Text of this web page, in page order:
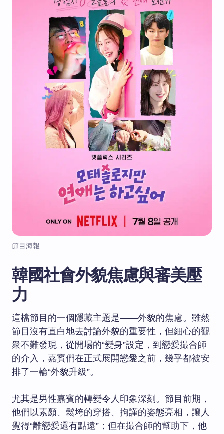
節目海報
韓國社會外貌焦慮與審美壓
力
這檔節目的一個隱藏主題是——外貌的焦慮。雖然
節目沒有直白地去討論外貌的重要性，但細心的觀
衆不難發現，從開場的“變身”設定，到戀愛撮合師
的介入，嘉賓們在正式展開戀愛之前，幾乎都被安
排了一輪“外貌升級”。
尤其是男性嘉賓的轉變令人印象深刻。節目前期，
他們以素顏、鬆垮的穿搭、拘謹的姿態亮相，讓人
覺得“離戀愛還有點遠”；但在撮合師的幫助下，他